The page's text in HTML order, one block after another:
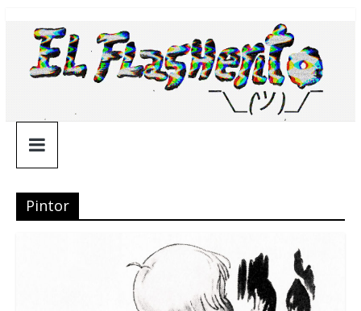
contenido
¯\_(ツ)_/
¯
Pintor